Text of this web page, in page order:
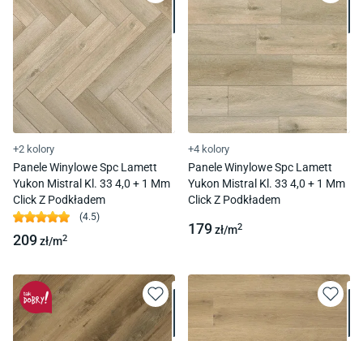
+2 kolory
Panele Winylowe Spc Lamett
Yukon Mistral Kl. 33 4,0 + 1 Mm
Click Z Podkładem
(4.5)
209zł/m2
+4 kolory
Panele Winylowe Spc Lamett
Yukon Mistral Kl. 33 4,0 + 1 Mm
Click Z Podkładem
179zł/m2